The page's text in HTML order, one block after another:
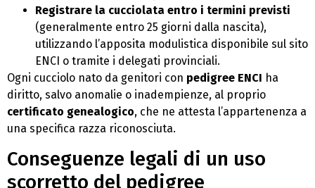
Registrare la cucciolata entro i termini previsti
(generalmente entro 25 giorni dalla nascita),
utilizzando l’apposita modulistica disponibile sul sito
ENCI o tramite i delegati provinciali.
Ogni cucciolo nato da genitori con pedigree ENCI ha
diritto, salvo anomalie o inadempienze, al proprio
certificato genealogico, che ne attesta l’appartenenza a
una specifica razza riconosciuta.
Conseguenze legali di un uso
scorretto del pedigree